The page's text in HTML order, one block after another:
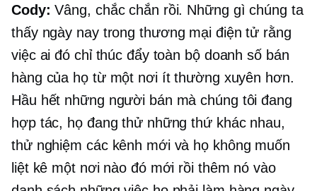
Cody: Vâng, chắc chắn rồi. Những gì chúng ta
thấy ngày nay trong thương mại điện tử rằng
việc ai đó chỉ thúc đẩy toàn bộ doanh số bán
hàng của họ từ một nơi ít thường xuyên hơn.
Hầu hết những người bán mà chúng tôi đang
hợp tác, họ đang thử những thứ khác nhau,
thử nghiệm các kênh mới và họ không muốn
liệt kê một nơi nào đó mới rồi thêm nó vào